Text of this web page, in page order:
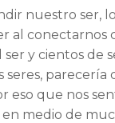
nuestro ser,
al conectarnos
y cientos de
parecería
eso que nos
medio de